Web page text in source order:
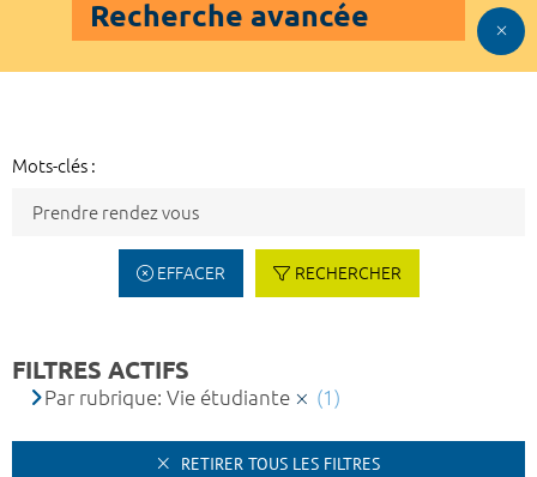
Recherche avancée
Mots-clés :
EFFACER RECHERCHER
FILTRES ACTIFS
Par rubrique: Vie étudiante (1)
RETIRER TOUS LES FILTRES